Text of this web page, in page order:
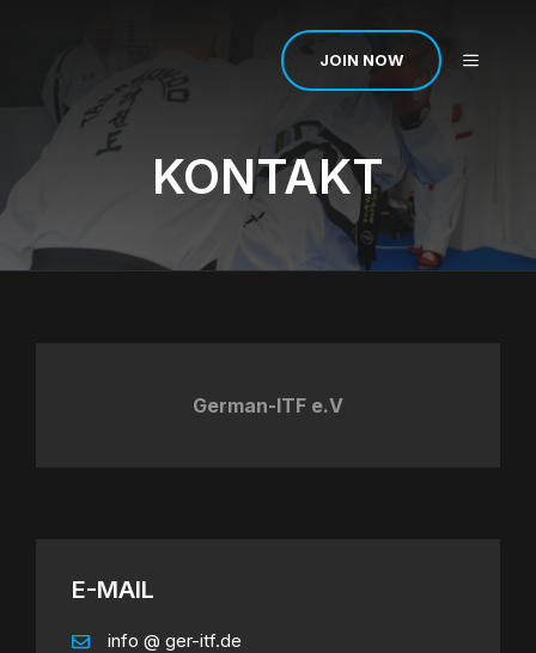
JOIN NOW MENÜ
KONTAKT
German-ITF e.V
E-MAIL
info @ ger-itf.de